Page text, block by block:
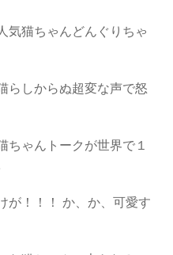
気猫ちゃんどんぐりちゃ
らしからぬ超変な声で怒
ちゃんトークが世界で１
が！！！ か、か、可愛す